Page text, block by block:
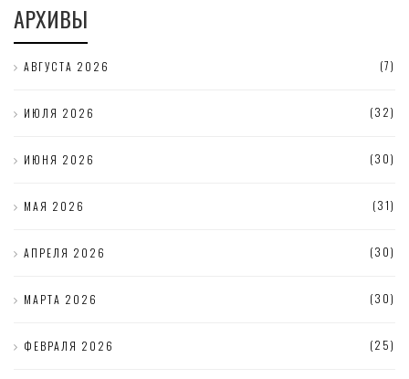
АРХИВЫ
АВГУСТА 2026 (7)
ИЮЛЯ 2026 (32)
ИЮНЯ 2026 (30)
МАЯ 2026 (31)
АПРЕЛЯ 2026 (30)
МАРТА 2026 (30)
ФЕВРАЛЯ 2026 (25)